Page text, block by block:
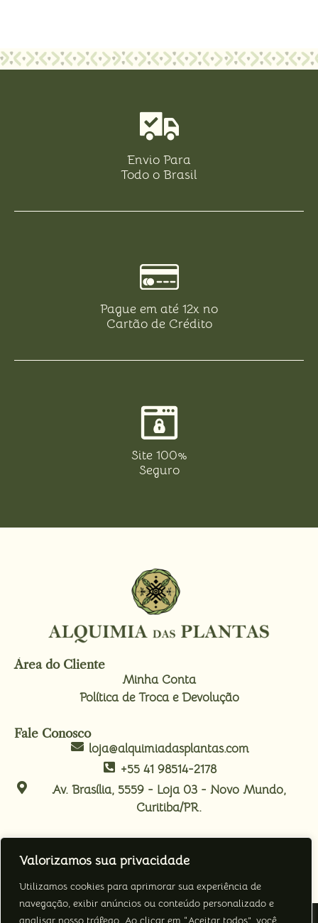
Valorizamos sua privacidade
Utilizamos cookies para aprimorar sua experiência de
navegação, exibir anúncios ou conteúdo personalizado e
analisar nosso tráfego. Ao clicar em “Aceitar todos”, você
Envio Para
Todo o Brasil
Pague em até 12x no
Cartão de Crédito
Site 100%
Seguro
Área do Cliente
Minha Conta
Política de Troca e Devolução
Fale Conosco
loja@alquimiadasplantas.com
+55 41 98514-2178
Av. Brasília, 5559 - Loja 03 - Novo Mundo,
Curitiba/PR.